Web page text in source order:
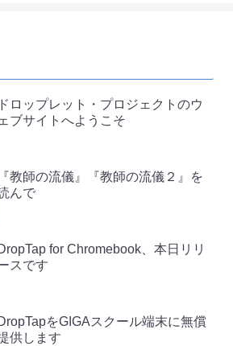
ドロップレット・プロジェクトのウ
ェブサイトへようこそ
『教師の流儀』『教師の流儀２』を
んで
for Chromebook、本日リリ
スです
をGIGAスクール端末に無償
供します